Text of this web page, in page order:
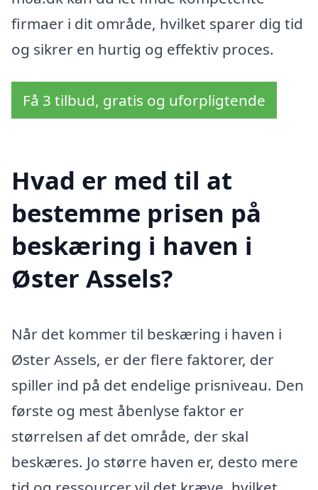
firmaer i dit område, hvilket sparer dig tid
og sikrer en hurtig og effektiv proces.
Få 3 tilbud, gratis og uforpligtende
Hvad er med til at
bestemme prisen på
beskæring i haven i
Øster Assels?
Når det kommer til beskæring i haven i
Øster Assels, er der flere faktorer, der
spiller ind på det endelige prisniveau. Den
første og mest åbenlyse faktor er
størrelsen af det område, der skal
beskæres. Jo større haven er, desto mere